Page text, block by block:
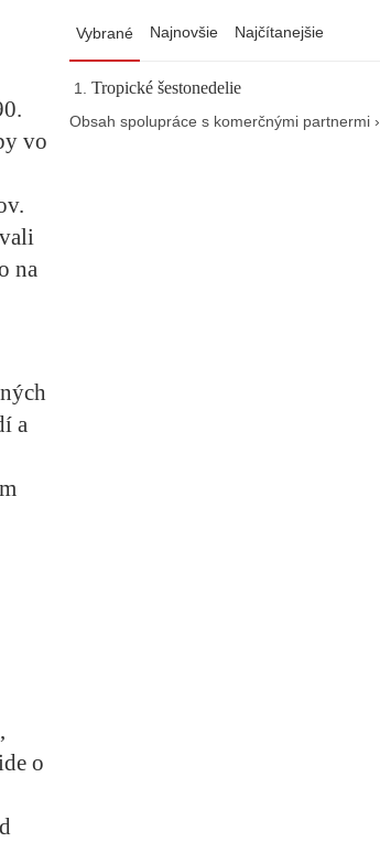
vo
na
a
o
Vybrané Najnovšie Najčítanejšie
Tropické šestonedelie
Obsah spolupráce s komerčnými partnermi ›